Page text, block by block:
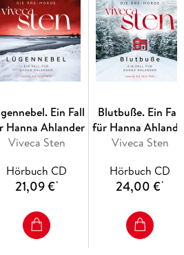
Ein Fall
Hanna Ahlander
Viveca Sten
Hörbuch CD
21,09 €*
Blutbuße. Ein Fall
für Hanna
Viveca Sten
Hörbuch CD
24,00 €*